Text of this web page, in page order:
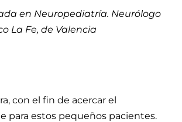
en Neuropediatría. Neurólogo
La Fe, de Valencia
con el fin de acercar el
para estos pequeños pacientes.